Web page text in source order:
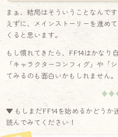
まぁ、結局はそういうことなんで
えずに、メインストーリーを進め
くると思います。
もし慣れてきたら、FF14はかなり
「キャラクターコンフィグ」や「
てみるのも面白いかもしれません。
▼ もしまだFF14を始めるかどうか
読んでみてください！